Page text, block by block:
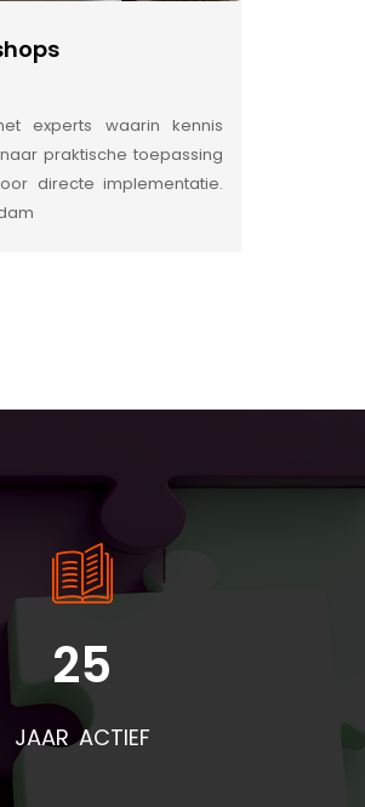
experts waarin kennis
praktische toepassing
directe implementatie.
25
JAAR ACTIEF